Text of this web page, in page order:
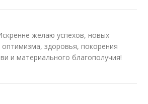
желаю успехов, новых
оптимизма, здоровья, покорения
и материального благополучия!